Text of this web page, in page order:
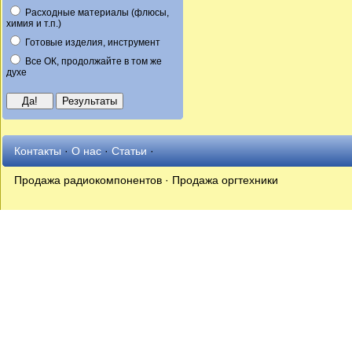
Расходные материалы (флюсы,
химия и т.п.)
Готовые изделия, инструмент
Все ОК, продолжайте в том же
духе
Контакты·О нас·Статьи·
Продажа радиокомпонентов · Продажа оргтехники